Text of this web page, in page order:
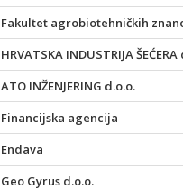
Fakultet agrobiotehničkih
HRVATSKA INDUSTRIJA
ATO INŽENJERING d.o.o.
Financijska agencija
Endava
Geo Gyrus d.o.o.